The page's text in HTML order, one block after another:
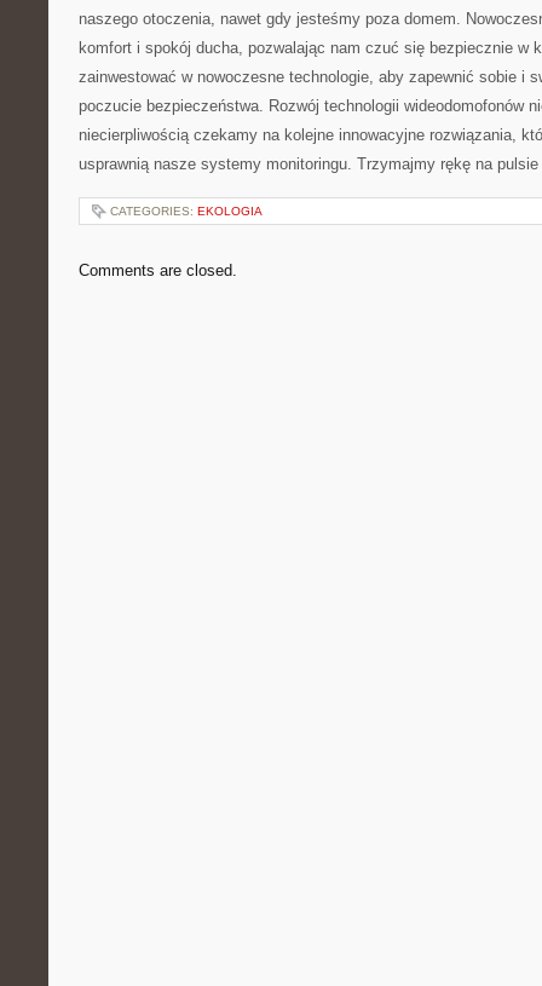
naszego otoczenia, nawet gdy jesteśmy poza ⁤domem.‌
komfort i spokój ducha, pozwalając nam czuć się bezpiecznie w
⁣zainwestować​ w nowoczesne technologie, aby zapewnić sobie i⁣
poczucie bezpieczeństwa. Rozwój technologii wideodomofonów⁣
niecierpliwością czekamy na kolejne‌ innowacyjne rozwiązania,
usprawnią nasze systemy monitoringu.‌ Trzymajmy rękę na
CATEGORIES: EKOLOGIA
Comments are closed.